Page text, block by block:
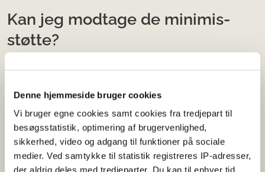
Denne hjemmeside bruger cookies
Vi bruger egne cookies samt cookies fra tredjepart til
besøgsstatistik, optimering af brugervenlighed,
sikkerhed, video og adgang til funktioner på sociale
medier. Ved samtykke til statistik registreres IP-adresser,
der aldrig deles med tredjeparter. Du kan til enhver tid
Kan jeg modtage de minimis-
støtte?
virksomhed eller organisation skal leve op til.
Nedenstående vejledning kan guide dig til, hvorvidt du
lever op til de formelle krav til at kunne modtage de
minimis-støtte, samt hvilken af de minimis-forordninger
du kan søge om projekttilskud under. Bemærk at